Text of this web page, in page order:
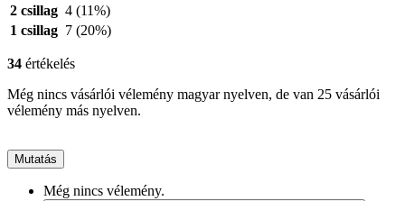
2 csillag 4 (11%)
1 csillag 7 (20%)
34 értékelés
Még nincs vásárlói vélemény magyar nyelven, de van 25 vásárlói
vélemény más nyelven.
Mutatás
Még nincs vélemény.